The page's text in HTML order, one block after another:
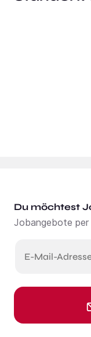
Du möchtest
Jobangebote per
E-Mail-Adresse